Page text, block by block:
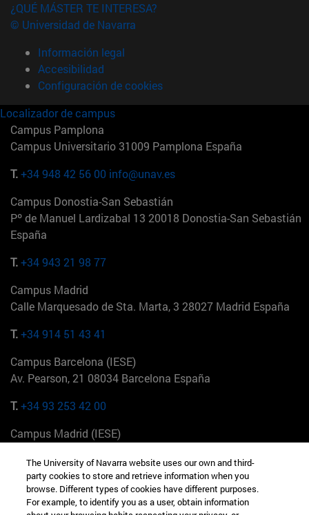
¿QUÉ MÁSTER TE INTERESA?
© Universidad de Navarra
Información legal
Accesibilidad
Configuración de cookies
Localizador de campus
Campus Pamplona
Campus Universitario 31009 Pamplona España
T.+34 948 42 56 00 info@unav.es
Campus Donostia-San Sebastián
Pº de Manuel Lardizabal 13 20018 Donostia-San Sebastián
España
T.+34 943 21 98 77
Campus Madrid
Calle Marquesado de Sta. Marta, 3 28027 Madrid España
T.+34 914 51 43 41
Campus Barcelona (IESE)
Av. Pearson, 21 08034 Barcelona España
T.+34 93 253 42 00
Campus Madrid (IESE)
+34 912 11 30 00
Campus Nueva York (IESE)
The University of Navarra website uses our own and third-
party cookies to store and retrieve information when you
browse. Different types of cookies have different purposes.
For example, to identify you as a user, obtain information